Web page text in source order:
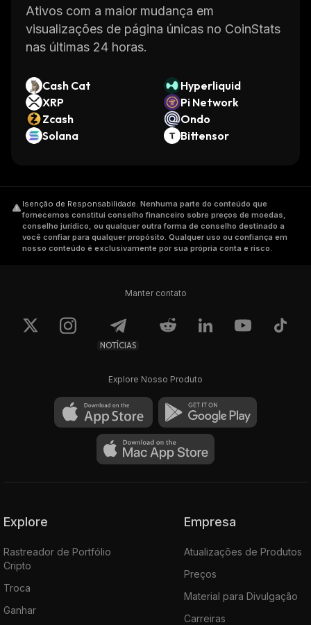
Ativos com a maior mudança em
visualizações de página únicas no CoinStats
nas últimas 24 horas.
Cash Cat
Hyperliquid
XRP
Pi Network
Zcash
Ondo
Solana
Bittensor
Isenção de Responsabilidade. Nenhuma parte do conteúdo que
fornecemos constitui conselho financeiro sobre preços de moedas,
conselho jurídico, ou qualquer outra forma de conselho destinado a
você confiar para qualquer propósito. Qualquer uso ou confiança em
nosso conteúdo é exclusivamente por sua própria conta e risco.
Manter contato
NOTÍCIAS
Explore Nosso Produto
Explore
Rastreador de Portfólio
Cripto
Troca
Ganhar
Empresa
Atualizações de Produtos
Preços
Material para Divulgação
Carreiras